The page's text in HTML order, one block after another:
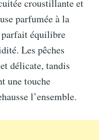
croustillante et
parfumée à la
équilibre
Les pêches
délicate, tandis
une touche
l’ensemble.